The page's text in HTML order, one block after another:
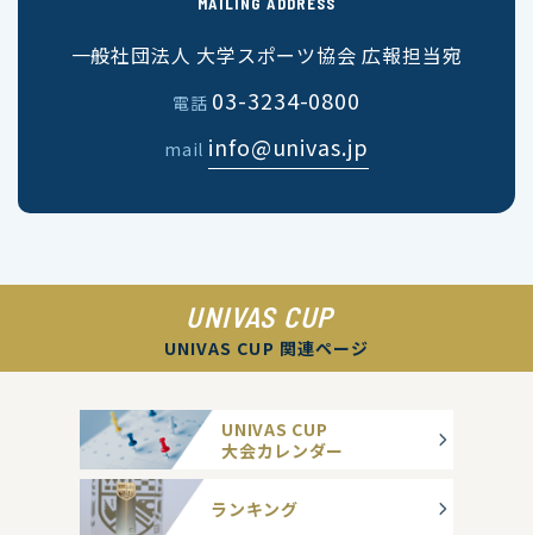
一般社団法人 大学スポーツ協会 広報担当宛
電話 03-3234-0800
mail info@univas.jp
UNIVAS CUP
UNIVAS CUP 関連ページ
UNIVAS CUP
大会カレンダー
ランキング